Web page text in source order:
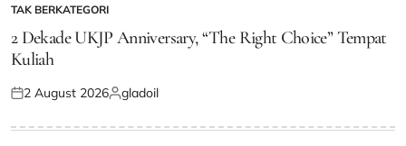
POSTED
TAK BERKATEGORI
2 Dekade UKJP Anniversary, “The Right Choice” Tempat
Kuliah
Posted
2 August 2026Posted
gladoil